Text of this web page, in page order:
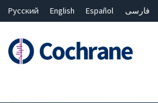
Русский English Español فارسی